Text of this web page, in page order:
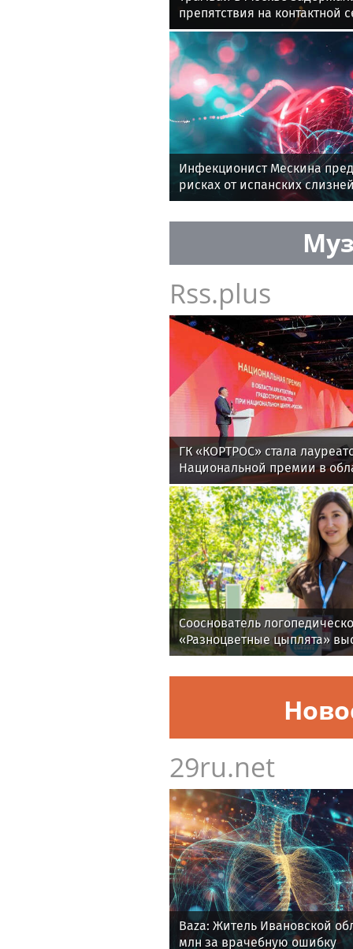
препятствия на контактной
Инфекционист Мескина
рисках от испанских
Rss.plus
ГК «КОРТРОС» стала
Национальной премии в
и градостроительства за
«Академический»
Сооснователь
«Разноцветные цыплята»
29ru.net
Baza: Житель Ивановской
млн за врачебную ошибку